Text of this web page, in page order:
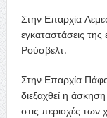
Στην Επαρχία
εγκαταστάσεις
Ρούσβελτ.
Στην Επαρχία
διεξαχθεί η
στις περιοχές